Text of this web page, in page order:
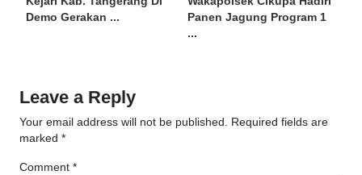
Demo Gerakan ...
Panen Jagung Program 1
...
Leave a Reply
Your email address will not be published.
Required fields are
marked *
Comment *